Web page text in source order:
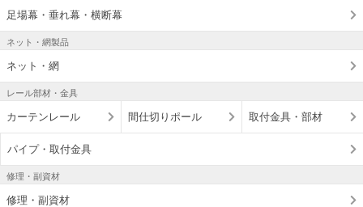
足場幕・垂れ幕・横断幕
ネット・網製品
ネット・網
レール部材・金具
カーテンレール 間仕切りポール 取付金具・部材
パイプ・取付金具
修理・副資材
修理・副資材